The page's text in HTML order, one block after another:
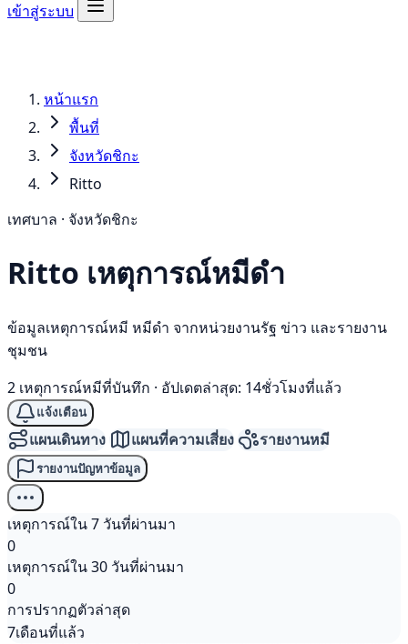
เข้าสู่ระบบ
หน้าแรก
พื้นที่
จังหวัดชิกะ
Ritto
เทศบาล · จังหวัดชิกะ
Ritto เหตุการณ์หมีดำ
ข้อมูลเหตุการณ์หมี หมีดำ จากหน่วยงานรัฐ ข่าว และรายงาน
ชุมชน
2 เหตุการณ์หมีที่บันทึก · อัปเดตล่าสุด: 14ชั่วโมงที่แล้ว
แจ้งเตือน
แผนเดินทาง แผนที่ความเสี่ยง รายงานหมี
รายงานปัญหาข้อมูล
เหตุการณ์ใน 7 วันที่ผ่านมา
0
เหตุการณ์ใน 30 วันที่ผ่านมา
0
การปรากฏตัวล่าสุด
7เดือนที่แล้ว